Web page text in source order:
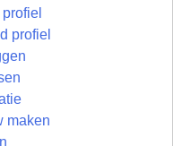
profiel
maken